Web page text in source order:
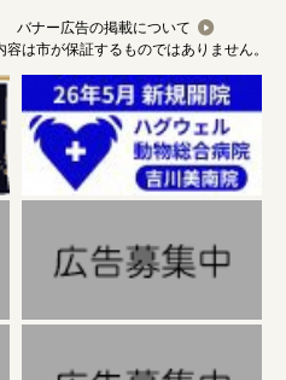
バナー広告の掲載について
容は市が保証するものではありません。